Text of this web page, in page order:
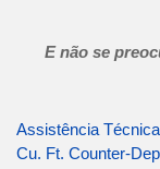
E não se
Assistência
Cu. Ft. Counter-